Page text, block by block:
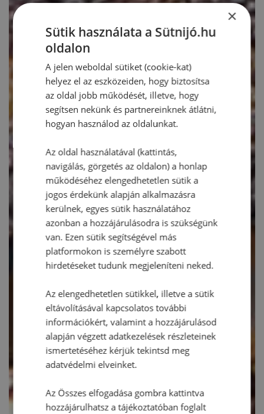
×
Sütik használata a Sütnijó.hu
oldalon
A jelen weboldal sütiket (cookie-kat)
helyez el az eszközeiden, hogy biztosítsa
az oldal jobb működését, illetve, hogy
segítsen nekünk és partnereinknek átlátni,
hogyan használod az oldalunkat.
Az oldal használatával (kattintás,
navigálás, görgetés az oldalon) a honlap
működéséhez elengedhetetlen sütik a
jogos érdekünk alapján alkalmazásra
kerülnek, egyes sütik használatához
azonban a hozzájárulásodra is szükségünk
van. Ezen sütik segítségével más
platformokon is személyre szabott
hirdetéseket tudunk megjeleníteni neked.
Az elengedhetetlen sütikkel, illetve a sütik
eltávolításával kapcsolatos további
információkért, valamint a hozzájárulásod
alapján végzett adatkezelések részleteinek
ismertetéséhez kérjük tekintsd meg
adatvédelmi elveinket.
Az Összes elfogadása gombra kattintva
hozzájárulhatsz a tájékoztatóban foglalt